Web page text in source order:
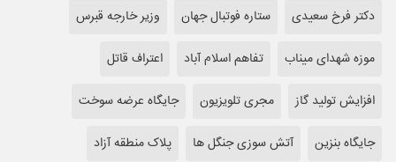
دکتر فرخ سعیدی
ستاره فوتبال جهان
وزیر خارجه قبرس
موزه شهدای میناب
تفاهم اسلام آباد
اعتراف قاتل
افزایش تولید گاز
مجری تلویزیون
جایگاه عرضه سوخت
جایگاه بنزین
آتش سوزی جنگل ها
پلاک منطقه آزاد